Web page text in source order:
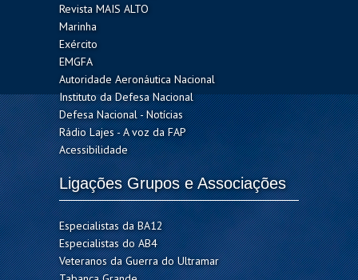
Revista MAIS ALTO
Marinha
Exército
EMGFA
Autoridade Aeronáutica Nacional
Instituto da Defesa Nacional
Defesa Nacional - Notícias
Rádio Lajes - A voz da FAP
Acessibilidade
Ligações Grupos e Associações
Especialistas da BA12
Especialistas do AB4
Veteranos da Guerra do Ultramar